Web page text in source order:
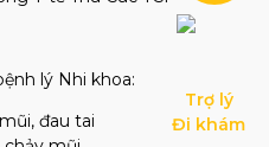
lý Nhi khoa:
đau tai
Trợ lý
Đi khám